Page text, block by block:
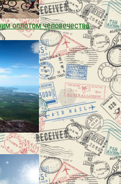
оплотом человечества